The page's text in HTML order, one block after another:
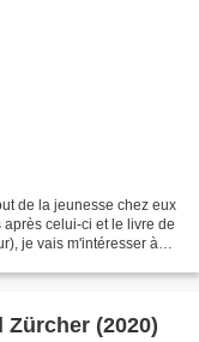
de la jeunesse chez eux
celui-ci et le livre de
je vais m'intéresser à
(2020)